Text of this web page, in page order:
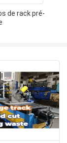
de rack pré-